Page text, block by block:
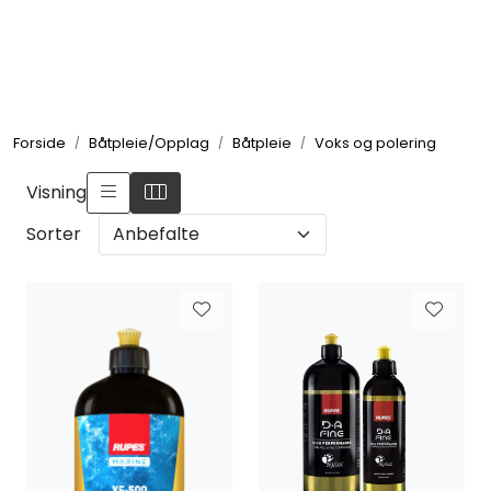
Forside Båtpleie/Opplag Båtpleie Voks og polering
Visning
Sorter
Elektrisk
Bygg/Innredning
Motor/Styring